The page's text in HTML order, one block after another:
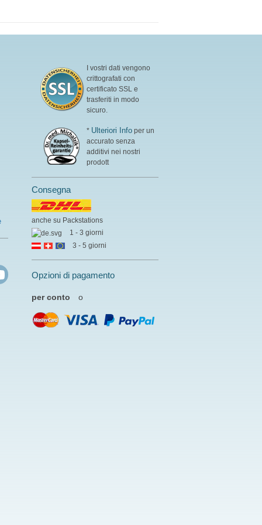
I vostri dati vengono
crittografati con
certificato SSL e
trasferiti in modo
sicuro.
* Ulteriori Info per un
accurato senza
additivi nei nostri
prodott
Consegna
anche su Packstations
1 - 3 giorni
3 - 5 giorni
Opzioni di pagamento
per conto o